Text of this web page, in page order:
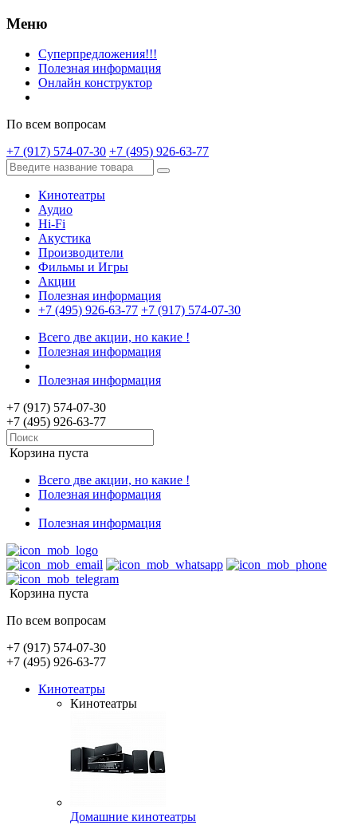
Меню
Суперпредложения!!!
Полезная информация
Онлайн конструктор
По всем вопросам
+7 (917) 574-07-30 +7 (495) 926-63-77
Кинотеатры
Аудио
Hi-Fi
Акустика
Производители
Фильмы и Игры
Акции
Полезная информация
+7 (495) 926-63-77 +7 (917) 574-07-30
Всего две акции, но какие !
Полезная информация
Полезная информация
+7 (917) 574-07-30
+7 (495) 926-63-77
Корзина пуста
Всего две акции, но какие !
Полезная информация
Полезная информация
Корзина пуста
По всем вопросам
+7 (917) 574-07-30
+7 (495) 926-63-77
Кинотеатры
Кинотеатры
Домашние кинотеатры